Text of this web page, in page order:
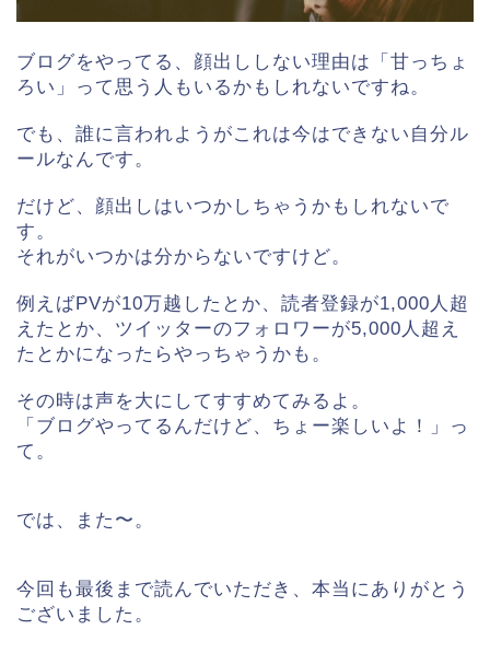
ブログをやってる、顔出ししない理由は「甘っちょ
ろい」って思う人もいるかもしれないですね。
でも、誰に言われようがこれは今はできない 自分ル
ールなんです。
だけど、顔出しはいつかしちゃうかもしれないで
す。
それがいつかは分からないですけど。
例えばPVが10万越したとか、読者登録が1,000人超
えたとか、ツイッターのフォロワーが5,000人超え
たとかになったらやっちゃうかも。
その時は声を大にしてすすめてみるよ。
「ブログやってるんだけど、ちょー楽しいよ！」っ
て。
では、また〜。
今回も最後まで読んでいただき、本当にありがとう
ございました。